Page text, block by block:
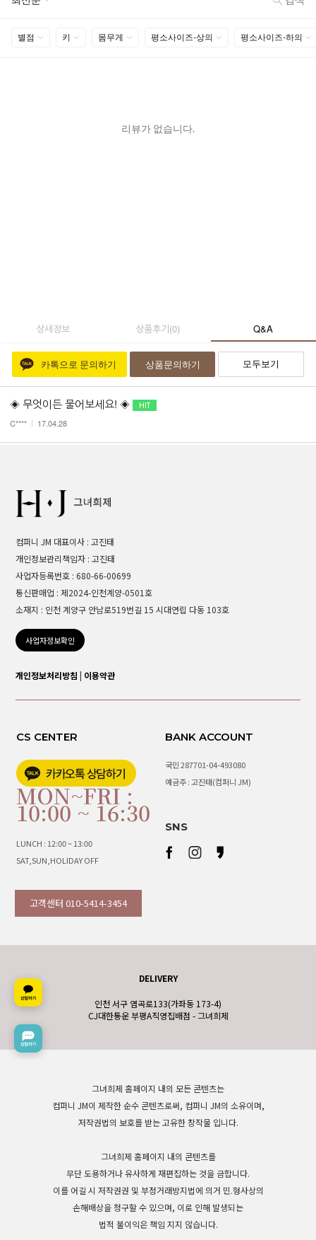
상세정보 상품후기(0) Q&A
카톡으로 문의하기 상품문의하기 모두보기
◈ 무엇이든 물어보세요! ◈
C**** 17.04.28
컴퍼니 JM 대표이사 : 고진태
개인정보관리책임자 : 고진태
사업자등록번호 : 680-66-00699
통신판매업 : 제2024-인천계양-0501호
소재지 : 인천 계양구 안남로519번길 15 시대연립 다동 103호
사업자정보확인
개인정보처리방침 | 이용약관
CS CENTER
MON~FRI :
10:00 ~ 16:30
LUNCH : 12:00 ~ 13:00
SAT,SUN,HOLIDAY OFF
고객센터 010-5414-3454
BANK ACCOUNT
국민 287701-04-493080
예금주 : 고진태(컴퍼니 JM)
SNS
DELIVERY
인천 서구 염곡로133(가좌동 173-4)
CJ대한통운 부평A직영집배점 - 그녀희제
그녀희제 홈페이지 내의 모든 콘텐츠는
컴퍼니 JM이 제작한 순수 콘텐츠로써, 컴퍼니 JM의 소유이며,
저작권법의 보호를 받는 고유한 창작물 입니다.
그녀희제 홈페이지 내의 콘텐츠를
무단 도용하거나 유사하게 재편집하는 것을 금합니다.
이를 어길 시 저작권권 및 부정거래방지법에 의거 민.형사상의
손해배상을 청구할 수 있으며, 이로 인해 발생되는
법적 불이익은 책임 지지 않습니다.